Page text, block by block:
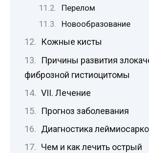
Перелом
Новообразование
Кожные кисты
Причины развития
фиброзной гистиоцитомы
VII. Лечение
Прогноз заболевания
Диагностика
Чем и как лечить острый